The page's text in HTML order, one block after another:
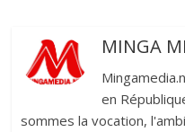
MINGA
en
sommes la vocation,